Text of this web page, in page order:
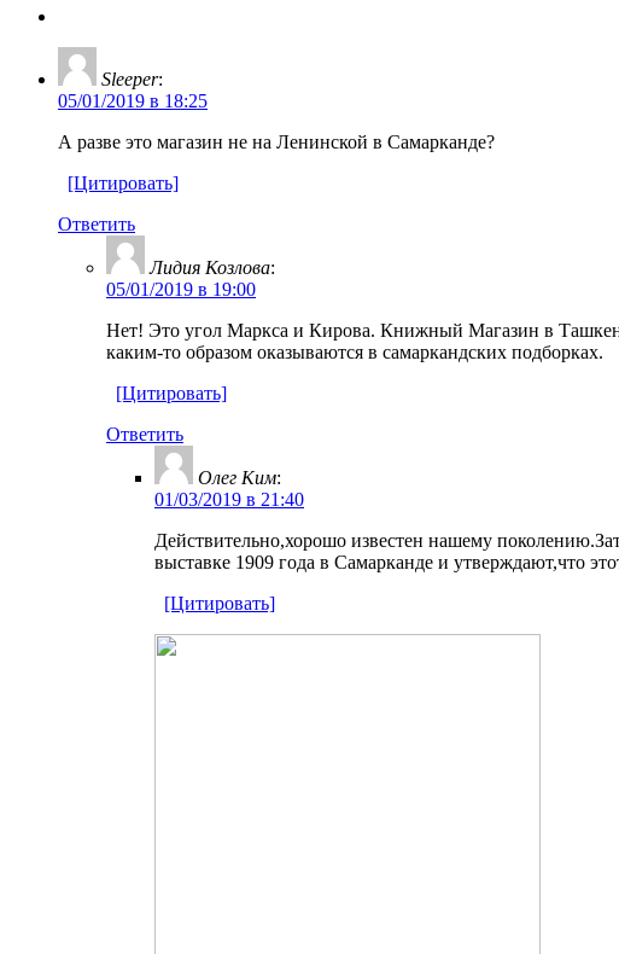
Sleeper:
05/01/2019 в 18:25
А разве это магазин не на Ленинской в Самарканде?
[Цитировать]
Ответить
Лидия Козлова:
05/01/2019 в 19:00
Нет! Это угол Маркса и Кирова. Книжный Магазин в
каким-то образом оказываются в самаркандских подборках.
[Цитировать]
Ответить
Олег Ким:
01/03/2019 в 21:40
Действительно,хорошо известен нашему
выставке 1909 года в Самарканде и утверждают,что
[Цитировать]